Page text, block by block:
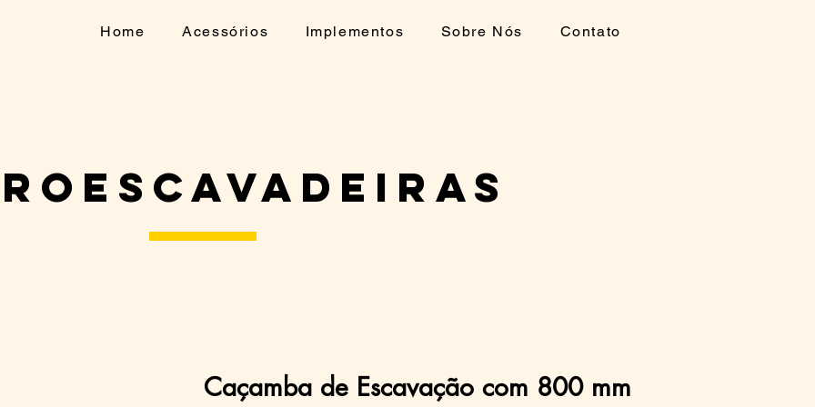
Home Acessórios Implementos Sobre Nós Contato
Caçamba de Escavação com 800 mm